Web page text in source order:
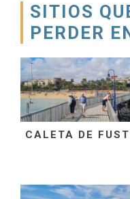
SITIOS
PERDER
CALETA DE